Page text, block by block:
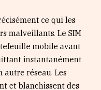
ce qui les
malveillants. Le SIM
mobile avant
instantanément
autre réseau. Les
et blanchissent des